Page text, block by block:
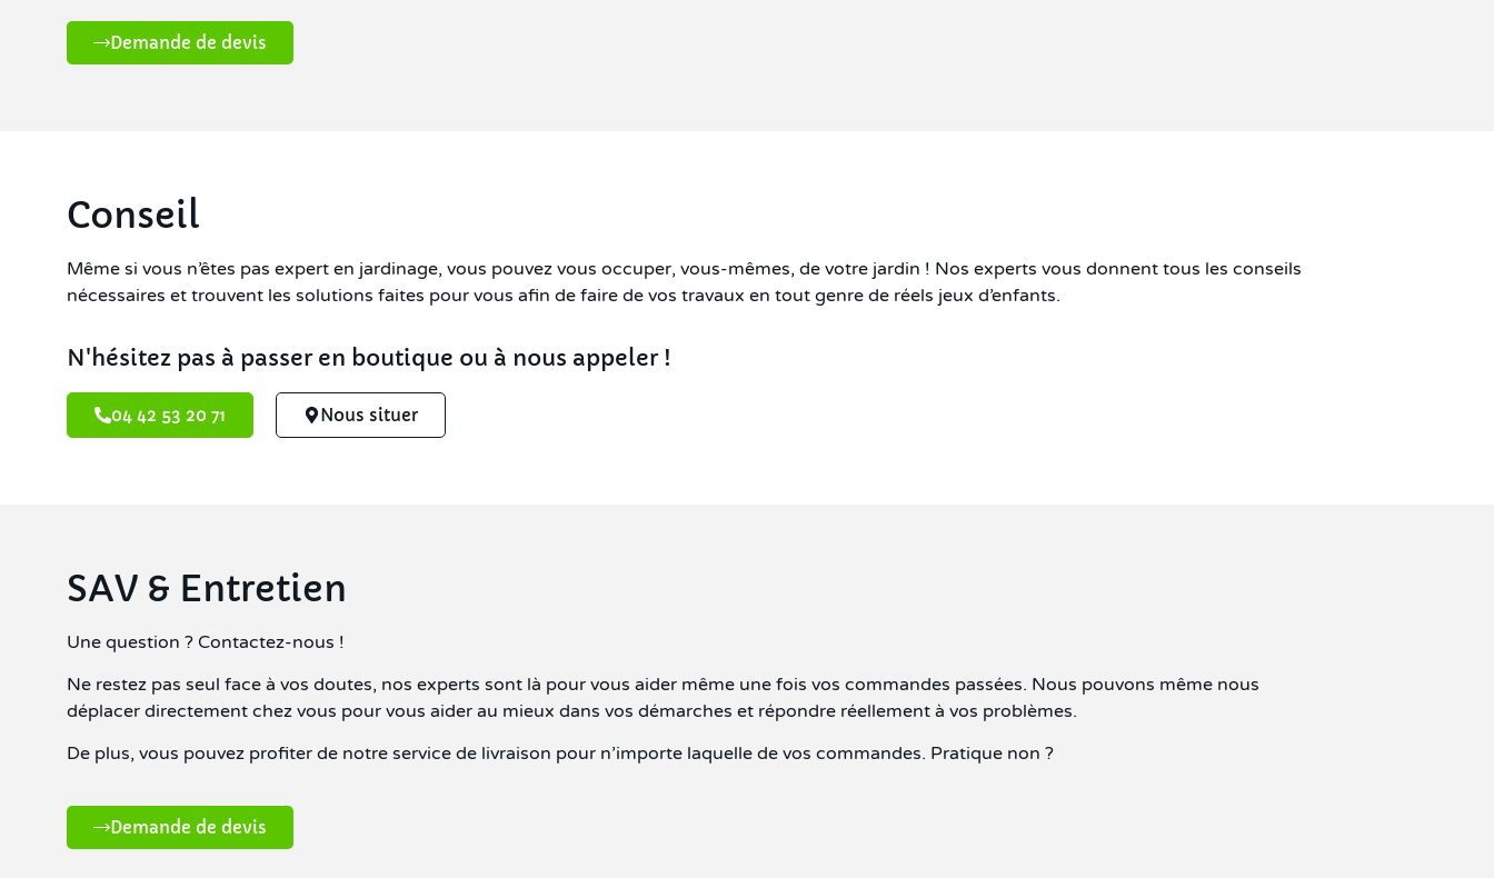
Demande de devis
Conseil
Même si vous n’êtes pas expert en jardinage, vous pouvez vous occuper, vous-mêmes, de votre jardin ! Nos experts vous donnent tous les conseils
nécessaires et trouvent les solutions faites pour vous afin de faire de vos travaux en tout genre de réels jeux d’enfants.
N'hésitez pas à passer en boutique ou à nous appeler !
04 42 53 20 71 Nous situer
SAV & Entretien
Une question ? Contactez-nous !
Ne restez pas seul face à vos doutes, nos experts sont là pour vous aider même une fois vos commandes passées. Nous pouvons même nous
déplacer directement chez vous pour vous aider au mieux dans vos démarches et répondre réellement à vos problèmes.
De plus, vous pouvez profiter de notre service de livraison pour n’importe laquelle de vos commandes. Pratique non ?
Demande de devis